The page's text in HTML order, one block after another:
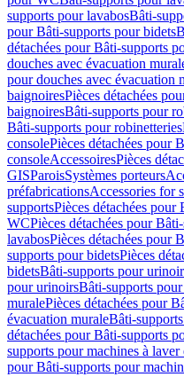
supports pour lavabosBâti-
pour Bâti-supports pour bidets
détachées pour Bâti-supports
douches avec évacuation
pour douches avec évacuation
baignoiresPièces détachées
baignoiresBâti-supports pour
Bâti-supports pour robinetteries
consolePièces détachées pour
consoleAccessoiresPièces
GISParoisSystèmes porteurs
préfabricationsAccessories for
supportsPièces détachées pour
WCPièces détachées pour
lavabosPièces détachées pour
supports pour bidetsPièces
bidetsBâti-supports pour
pour urinoirsBâti-supports
muralePièces détachées pour
évacuation muraleBâti-
détachées pour Bâti-supports
supports pour machines à laver
pour Bâti-supports pour